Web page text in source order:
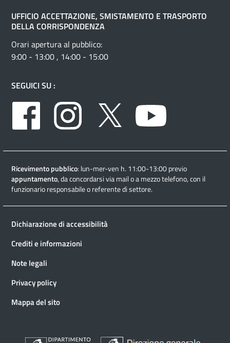
UFFICIO ACCETTAZIONE, SMISTAMENTO E TRASPORTO
DELLA CORRISPONDENZA
Orari apertura al pubblico:
9:00 - 13:00 , 14:00 - 15:00
SEGUICI SU :
Facebook
Instagram Twitter
Ricevimento pubblico: lun-mer-ven h. 11:00-13:00 previo
appuntamento, da concordarsi via mail o a mezzo telefono, con il
funzionario responsabile o referente di settore.
Dichiarazione di accessibilità
Crediti e informazioni
Note legali
Privacy policy
Mappa del sito